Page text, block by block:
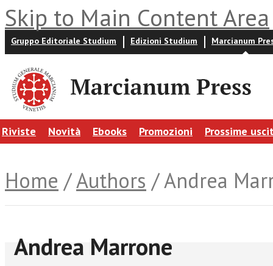
Skip to Main Content Area
Gruppo Editoriale Studium Edizioni Studium Marcianum
Riviste Novità Ebooks Promozioni Prossime
Home /Authors / Andrea
Andrea Marrone